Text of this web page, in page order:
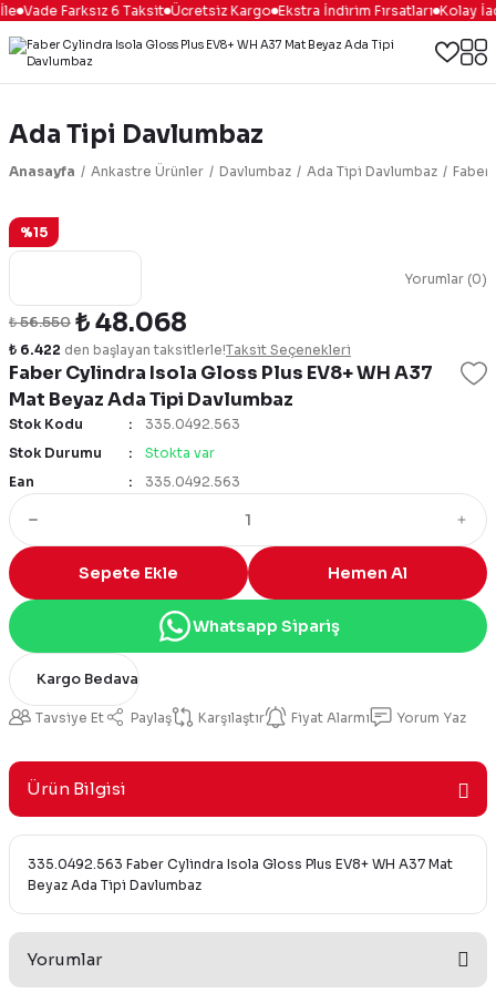
Vade Farksız 6 Taksit Ücretsiz Kargo Ekstra İndirim Fırsatları Kolay
Ada Tipi Davlumbaz
Anasayfa Ankastre Ürünler Davlumbaz Ada Tipi Davlumbaz Faber
%15
Yorumlar (0)
Faber Cylindra Isola Gloss Plus EV8+ WH A37
Mat Beyaz Ada Tipi Davlumbaz
₺ 56.550 ₺ 48.068
₺ 6.422 den başlayan taksitlerle!Taksit Seçenekleri
Stok Kodu
335.0492.563
Stok Durumu
Stokta var
Ean
335.0492.563
Sepete Ekle Hemen Al
Whatsapp Sipariş
Kargo Bedava
Tavsiye Et Paylaş Karşılaştır Fiyat Alarmı Yorum Yaz
Ürün Bilgisi
335.0492.563 Faber Cylindra Isola Gloss Plus EV8+ WH A37 Mat
Beyaz Ada Tipi Davlumbaz
Yorumlar